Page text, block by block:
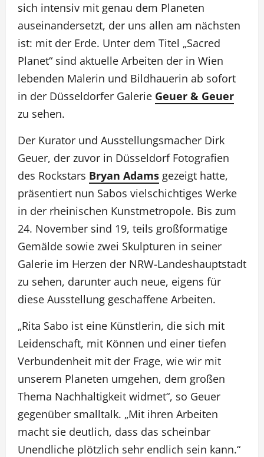
sich intensiv mit genau dem Planeten
auseinandersetzt, der uns allen am nächsten
ist: mit der Erde. Unter dem Titel „Sacred
Planet“ sind aktuelle Arbeiten der in Wien
lebenden Malerin und Bildhauerin ab sofort
in der Düsseldorfer Galerie Geuer & Geuer
zu sehen.
Der Kurator und Ausstellungsmacher Dirk
Geuer, der zuvor in Düsseldorf Fotografien
des Rockstars Bryan Adams gezeigt hatte,
präsentiert nun Sabos vielschichtiges Werke
in der rheinischen Kunstmetropole. Bis zum
24. November sind 19, teils großformatige
Gemälde sowie zwei Skulpturen in seiner
Galerie im Herzen der NRW-Landeshauptstadt
zu sehen, darunter auch neue, eigens für
diese Ausstellung geschaffene Arbeiten.
„Rita Sabo ist eine Künstlerin, die sich mit
Leidenschaft, mit Können und einer tiefen
Verbundenheit mit der Frage, wie wir mit
unserem Planeten umgehen, dem großen
Thema Nachhaltigkeit widmet“, so Geuer
gegenüber smalltalk. „Mit ihren Arbeiten
macht sie deutlich, dass das scheinbar
Unendliche plötzlich sehr endlich sein kann.“